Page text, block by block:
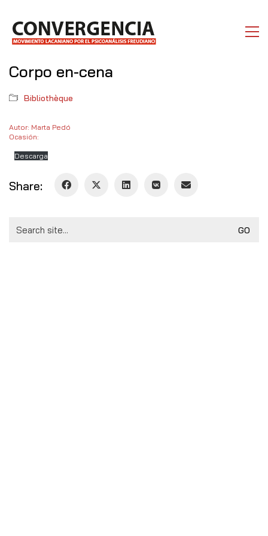
Corpo en-cena
Bibliothèque
Autor: Marta Pedó
Ocasión:
Descarga
Share:
for: